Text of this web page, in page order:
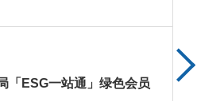
「ESG一站通」绿色会员